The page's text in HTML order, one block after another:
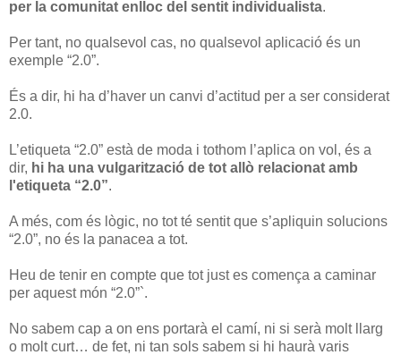
per la comunitat enlloc del sentit individualista.
Per tant, no qualsevol cas, no qualsevol aplicació és un
exemple “2.0”.
És a dir, hi ha d’haver un canvi d’actitud per a ser considerat
2.0.
L’etiqueta “2.0” està de moda i tothom l’aplica on vol, és a
dir, hi ha una vulgarització de tot allò relacionat amb
l'etiqueta “2.0”.
A més, com és lògic, no tot té sentit que s’apliquin solucions
“2.0”, no és la panacea a tot.
Heu de tenir en compte que tot just es comença a caminar
per aquest món “2.0”`.
No sabem cap a on ens portarà el camí, ni si serà molt llarg
o molt curt… de fet, ni tan sols sabem si hi haurà varis